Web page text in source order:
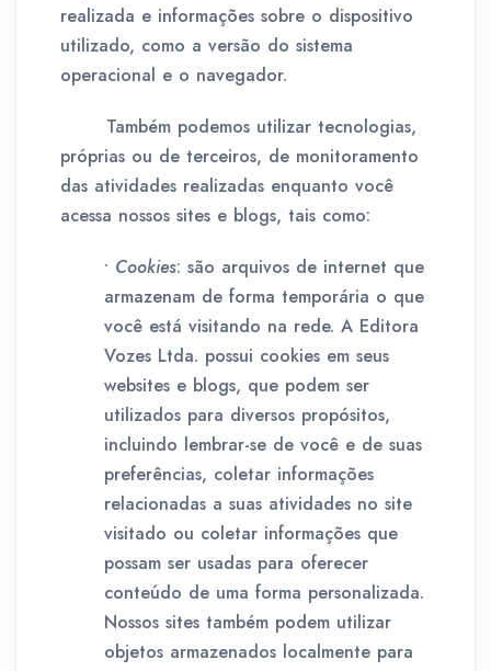
realizada e informações sobre o dispositivo
utilizado, como a versão do sistema
operacional e o navegador.
Também podemos utilizar tecnologias,
próprias ou de terceiros, de monitoramento
das atividades realizadas enquanto você
acessa nossos sites e blogs, tais como:
• Cookies: são arquivos de internet que
armazenam de forma temporária o que
você está visitando na rede. A Editora
Vozes Ltda. possui cookies em seus
websites e blogs, que podem ser
utilizados para diversos propósitos,
incluindo lembrar-se de você e de suas
preferências, coletar informações
relacionadas a suas atividades no site
visitado ou coletar informações que
possam ser usadas para oferecer
conteúdo de uma forma personalizada.
Nossos sites também podem utilizar
objetos armazenados localmente para